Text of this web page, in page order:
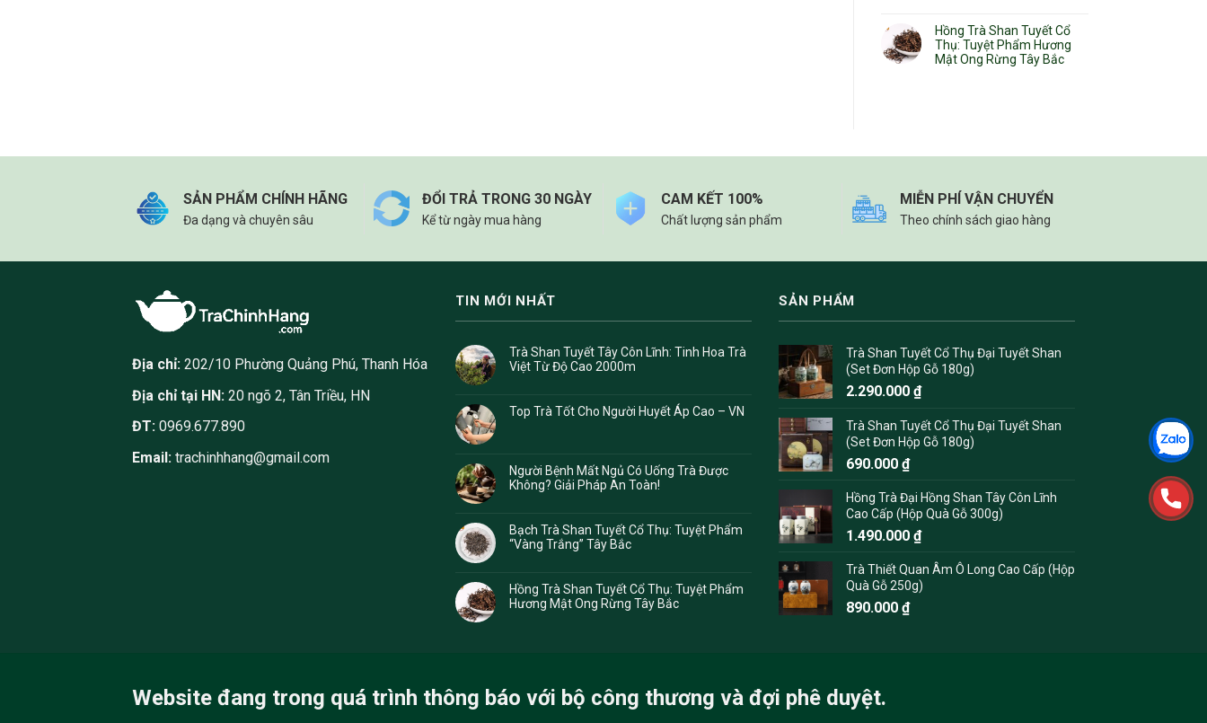
Hồng Trà Shan Tuyết Cổ
Thụ: Tuyệt Phẩm Hương
Mật Ong Rừng Tây Bắc
SẢN PHẨM CHÍNH HÃNG
Đa dạng và chuyên sâu
ĐỔI TRẢ TRONG 30 NGÀY
Kể từ ngày mua hàng
CAM KẾT 100%
Chất lượng sản phẩm
MIỄN PHÍ VẬN CHUYỂN
Theo chính sách giao hàng
Địa chỉ: 202/10 Phường Quảng Phú, Thanh Hóa
Địa chỉ tại HN: 20 ngõ 2, Tân Triều, HN
ĐT: 0969.677.890
Email: trachinhhang@gmail.com
TIN MỚI NHẤT
Trà Shan Tuyết Tây Côn Lĩnh: Tinh Hoa Trà
Việt Từ Độ Cao 2000m
Top Trà Tốt Cho Người Huyết Áp Cao – VN
Người Bệnh Mất Ngủ Có Uống Trà Được
Không? Giải Pháp An Toàn!
Bạch Trà Shan Tuyết Cổ Thụ: Tuyệt Phẩm
“Vàng Trắng” Tây Bắc
Hồng Trà Shan Tuyết Cổ Thụ: Tuyệt Phẩm
Hương Mật Ong Rừng Tây Bắc
SẢN PHẨM
Trà Shan Tuyết Cổ Thụ Đại Tuyết Shan
(Set Đơn Hộp Gỗ 180g)
2.290.000 ₫
Trà Shan Tuyết Cổ Thụ Đại Tuyết Shan
(Set Đơn Hộp Gỗ 180g)
690.000 ₫
Hồng Trà Đại Hồng Shan Tây Côn Lĩnh
Cao Cấp (Hộp Quà Gỗ 300g)
1.490.000 ₫
Trà Thiết Quan Âm Ô Long Cao Cấp (Hộp
Quà Gỗ 250g)
890.000 ₫
Website đang trong quá trình thông báo với bộ công thương và đợi phê duyệt.